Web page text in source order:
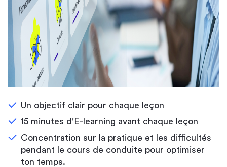
Un objectif clair pour chaque leçon
15 minutes d'E-learning avant chaque leçon
Concentration sur la pratique et les difficultés
pendant le cours de conduite pour optimiser
ton temps.